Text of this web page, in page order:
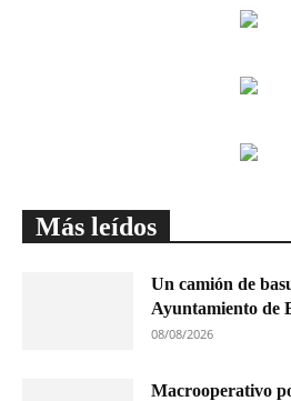
Más leídos
Un camión de
Ayuntamiento de
08/08/2026
Macrooperativo